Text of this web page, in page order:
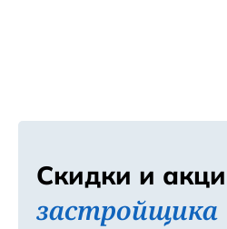
Скидки и
застройщика